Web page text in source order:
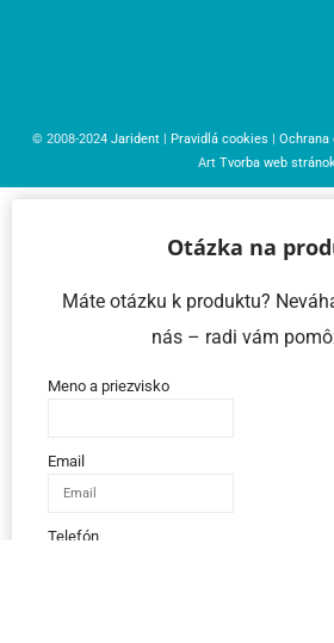
© 2008-2024 Jarident | Pravidlá cookies | Ochrana
Art Tvorba web
Otázka na
Máte otázku k produktu?
nás – radi vám
Meno a priezvisko
Email
Telefón